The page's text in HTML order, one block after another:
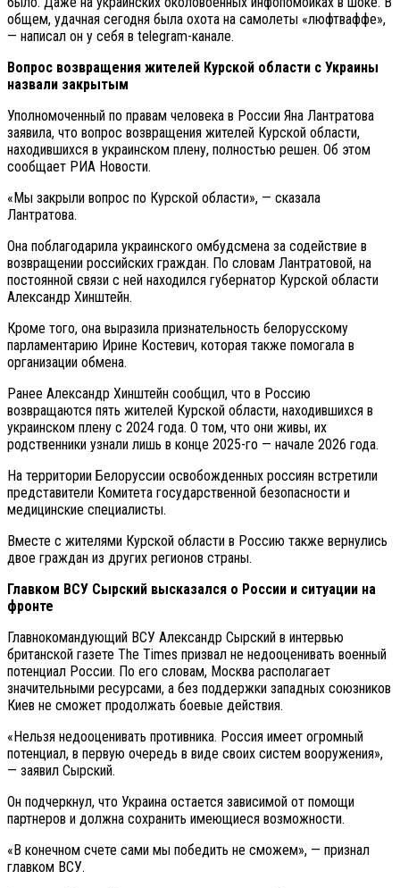
общем, удачная сегодня была охота на самолеты «люфтваффе»,
— написал он у себя в telegram-канале.
Вопрос возвращения жителей Курской области с Украины
назвали закрытым
Уполномоченный по правам человека в России Яна Лантратова
заявила, что вопрос возвращения жителей Курской области,
находившихся в украинском плену, полностью решен. Об этом
сообщает РИА Новости.
«Мы закрыли вопрос по Курской области», — сказала
Лантратова.
Она поблагодарила украинского омбудсмена за содействие в
возвращении российских граждан. По словам Лантратовой, на
постоянной связи с ней находился губернатор Курской области
Александр Хинштейн.
Кроме того, она выразила признательность белорусскому
парламентарию Ирине Костевич, которая также помогала в
организации обмена.
Ранее Александр Хинштейн сообщил, что в Россию
возвращаются пять жителей Курской области, находившихся в
украинском плену с 2024 года. О том, что они живы, их
родственники узнали лишь в конце 2025-го — начале 2026 года.
На территории Белоруссии освобожденных россиян встретили
представители Комитета государственной безопасности и
медицинские специалисты.
Вместе с жителями Курской области в Россию также вернулись
двое граждан из других регионов страны.
Главком ВСУ Сырский высказался о России и ситуации на
фронте
Главнокомандующий ВСУ Александр Сырский в интервью
британской газете The Times призвал не недооценивать военный
потенциал России. По его словам, Москва располагает
значительными ресурсами, а без поддержки западных союзников
Киев не сможет продолжать боевые действия.
«Нельзя недооценивать противника. Россия имеет огромный
потенциал, в первую очередь в виде своих систем вооружения»,
— заявил Сырский.
Он подчеркнул, что Украина остается зависимой от помощи
партнеров и должна сохранить имеющиеся возможности.
«В конечном счете сами мы победить не сможем», — признал
главком ВСУ.